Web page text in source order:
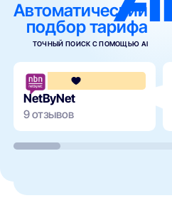
Автоматический
подбор тарифа
ТОЧНЫЙ ПОИСК С ПОМОЩЬЮ AI
NetByNet
9 отзывов